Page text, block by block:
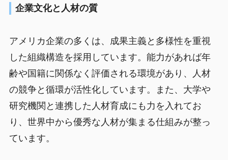
企業文化と人材の質
アメリカ企業の多くは、成果主義と多様性を重視
した組織構造を採用しています。能力があれば年
齢や国籍に関係なく評価される環境があり、人材
の競争と循環が活性化しています。また、大学や
研究機関と連携した人材育成にも力を入れてお
り、世界中から優秀な人材が集まる仕組みが整っ
ています。